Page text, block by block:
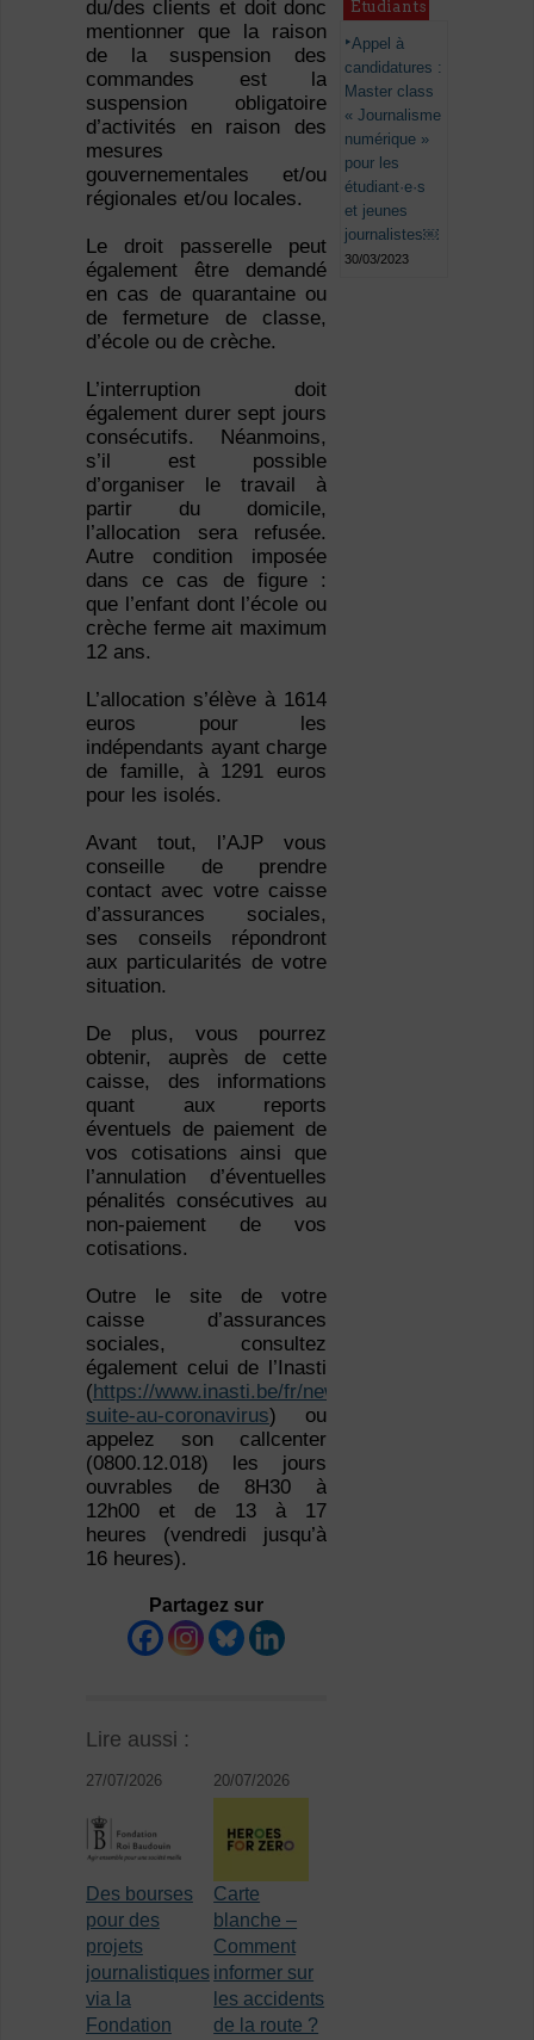
du/des clients et doit donc
mentionner que la raison
de la suspension des
commandes est la
suspension obligatoire
d’activités en raison des
mesures
gouvernementales et/ou
régionales et/ou locales.
Le droit passerelle peut
également être demandé
en cas de quarantaine ou
de fermeture de classe,
d’école ou de crèche.
L’interruption doit
également durer sept jours
consécutifs. Néanmoins,
s’il est possible
d’organiser le travail à
partir du domicile,
l’allocation sera refusée.
Autre condition imposée
dans ce cas de figure :
que l’enfant dont l’école ou
crèche ferme ait maximum
12 ans.
L’allocation s’élève à 1614
euros pour les
indépendants ayant charge
de famille, à 1291 euros
pour les isolés.
Avant tout, l’AJP vous
conseille de prendre
contact avec votre caisse
d’assurances sociales,
ses conseils répondront
aux particularités de votre
situation.
De plus, vous pourrez
obtenir, auprès de cette
caisse, des informations
quant aux reports
éventuels de paiement de
vos cotisations ainsi que
l’annulation d’éventuelles
pénalités consécutives au
non-paiement de vos
cotisations.
Outre le site de votre
caisse d’assurances
sociales, consultez
également celui de l’Inasti
( https://www.inasti.be/fr/news/difficultes-
suite-au-coronavirus) ou
appelez son callcenter
(0800.12.018) les jours
ouvrables de 8H30 à
12h00 et de 13 à 17
heures (vendredi jusqu’à
16 heures).
Partagez sur
Lire aussi :
27/07/2026
Des bourses
pour des
projets
journalistiques
via la
Fondation
20/07/2026
Carte
blanche –
Comment
informer sur
les accidents
de la route ?
Étudiants
Appel à
candidatures :
Master class
« Journalisme
numérique »
pour les
étudiant·e·s
et jeunes
journalistes￼
30/03/2023